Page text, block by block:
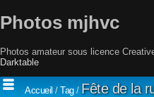
Photos mjhvc
Photos amateur sous licence
Darktable
Accueil / Tag / Fête de la